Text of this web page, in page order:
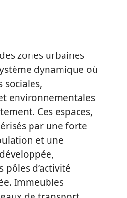
zones urbaines
dynamique où
sociales,
environnementales
Ces espaces,
par une forte
et une
pôles d’activité
Immeubles